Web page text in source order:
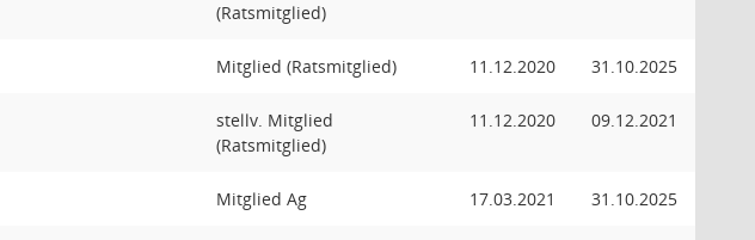
(Ratsmitglied)
Mitglied (Ratsmitglied) 11.12.2020 31.10.2025
stellv. Mitglied
(Ratsmitglied)
11.12.2020 09.12.2021
Mitglied Ag 17.03.2021 31.10.2025